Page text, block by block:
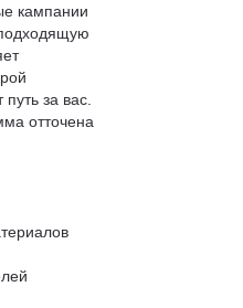
кампании
за вас.
отточена